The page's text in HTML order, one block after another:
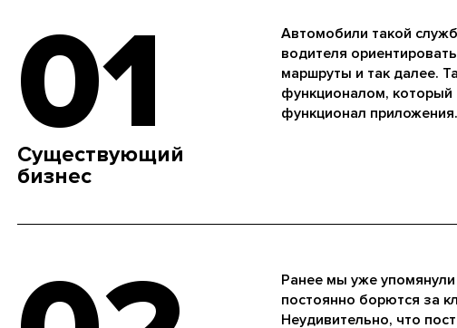
01
Существующий
бизнес
Автомобили такой
водителя
маршруты и так далее.
функционалом, который
функционал приложения.
Ранее мы уже
постоянно борются за
Неудивительно, что